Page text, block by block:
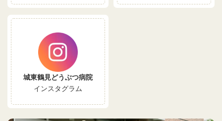
城東鶴見どうぶつ病院
インスタグラム